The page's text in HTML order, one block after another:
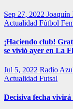
Sep 27, 2022 Joaquín
Actualidad Fútbol
¡Haciendo club!
se vivió ayer en La
Jul 5, 2022 Radio
Actualidad Futsal
Decisiva fecha